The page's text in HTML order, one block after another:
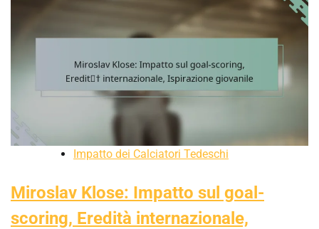
Impatto dei Calciatori Tedeschi
Miroslav Klose: Impatto sul goal-
scoring, Eredità internazionale,